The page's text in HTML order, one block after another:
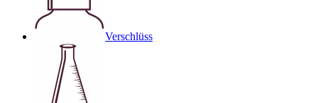
Verschlüss